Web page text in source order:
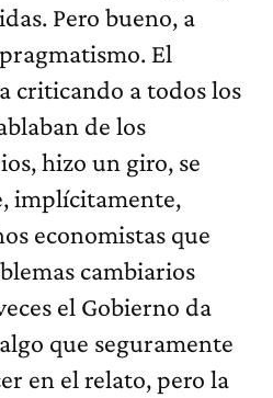
Pero bueno, a
El
criticando a todos los
de los
hizo un giro, se
implícitamente,
economistas que
cambiarios
el Gobierno da
que seguramente
en el relato, pero la